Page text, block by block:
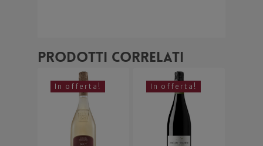
Prodotti correlati
In offerta! In offerta!